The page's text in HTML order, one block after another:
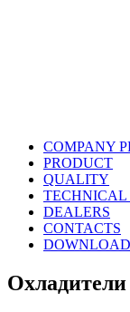
COMPANY
PRODUCT
QUALITY
TECHNICAL
DEALERS
CONTACTS
DOWNLOAD